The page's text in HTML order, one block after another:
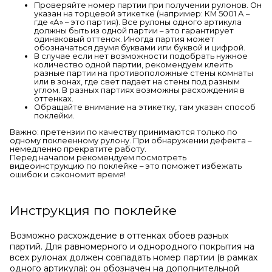
Проверяйте номер партии при получении рулонов. Он
указан на торцевой этикетке (например: КМ 5001 А –
где «А» – это партия). Все рулоны одного артикула
должны быть из одной партии – это гарантирует
одинаковый оттенок. Иногда партия может
обозначаться двумя буквами или буквой и цифрой.
В случае если нет возможности подобрать нужное
количество одной партии, рекомендуем клеить
разные партии на противоположные стены комнаты
или в зонах, где свет падает на стены под разным
углом. В разных партиях возможны расхождения в
оттенках.
Обращайте внимание на этикетку, там указан способ
поклейки.
Важно: претензии по качеству принимаются только по
одному поклеенному рулону. При обнаружении дефекта –
немедленно прекратите работу.
Перед началом рекомендуем посмотреть
видеоинструкцию по поклейке – это поможет избежать
ошибок и сэкономит время!
Инструкция по поклейке
Возможно расхождение в оттенках обоев разных
партий. Для равномерного и однородного покрытия на
всех рулонах должен совпадать номер партии (в рамках
одного артикула): он обозначен на дополнительной